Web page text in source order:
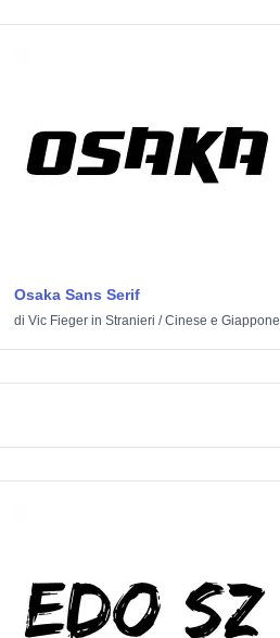
Osaka Sans Serif
di Vic Fiegerin Stranieri /Cinese e Giappone